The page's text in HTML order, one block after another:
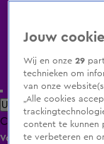
Uitzending Gemist
ClipsFilmsRadio
Volg KIJK
Jouw
Wij en onze29
technieken om
van onze
„Alle cookies
content te kunnen
te verbeteren en